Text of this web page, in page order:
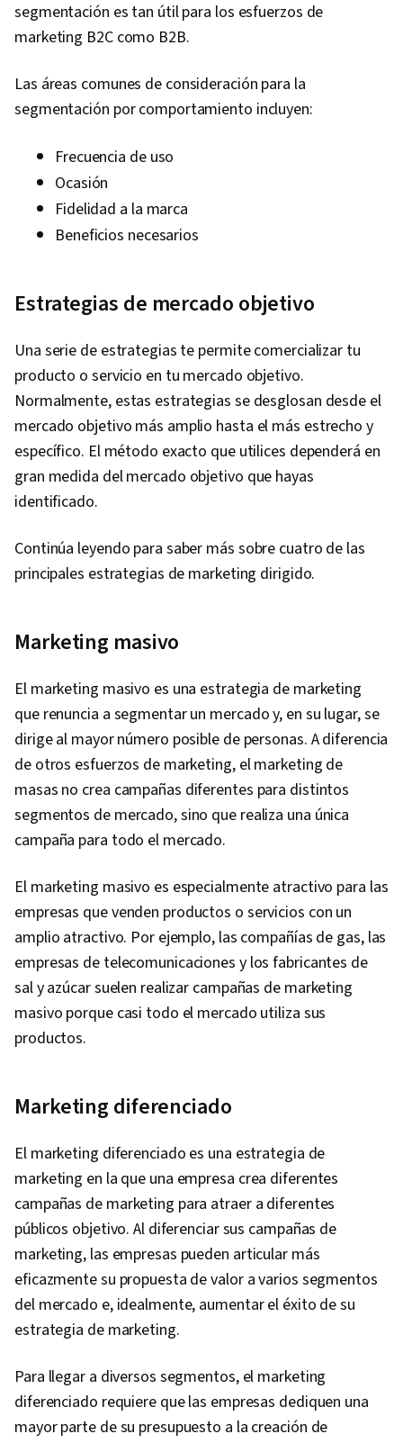
segmentación es tan útil para los esfuerzos de
marketing B2C como B2B.
Las áreas comunes de consideración para la
segmentación por comportamiento incluyen:
Frecuencia de uso
Ocasión
Fidelidad a la marca
Beneficios necesarios
Estrategias de mercado objetivo
Una serie de estrategias te permite comercializar tu
producto o servicio en tu mercado objetivo.
Normalmente, estas estrategias se desglosan desde el
mercado objetivo más amplio hasta el más estrecho y
específico. El método exacto que utilices dependerá en
gran medida del mercado objetivo que hayas
identificado.
Continúa leyendo para saber más sobre cuatro de las
principales estrategias de marketing dirigido.
Marketing masivo
El marketing masivo es una estrategia de marketing
que renuncia a segmentar un mercado y, en su lugar, se
dirige al mayor número posible de personas. A diferencia
de otros esfuerzos de marketing, el marketing de
masas no crea campañas diferentes para distintos
segmentos de mercado, sino que realiza una única
campaña para todo el mercado.
El marketing masivo es especialmente atractivo para las
empresas que venden productos o servicios con un
amplio atractivo. Por ejemplo, las compañías de gas, las
empresas de telecomunicaciones y los fabricantes de
sal y azúcar suelen realizar campañas de marketing
masivo porque casi todo el mercado utiliza sus
productos.
Marketing diferenciado
El marketing diferenciado es una estrategia de
marketing en la que una empresa crea diferentes
campañas de marketing para atraer a diferentes
públicos objetivo. Al diferenciar sus campañas de
marketing, las empresas pueden articular más
eficazmente su propuesta de valor a varios segmentos
del mercado e, idealmente, aumentar el éxito de su
estrategia de marketing.
Para llegar a diversos segmentos, el marketing
diferenciado requiere que las empresas dediquen una
mayor parte de su presupuesto a la creación de